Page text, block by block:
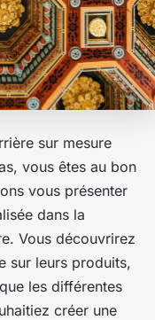
sur mesure
vous êtes au bon
vous présenter
dans la
Vous découvrirez
sur leurs produits,
les différentes
créer une